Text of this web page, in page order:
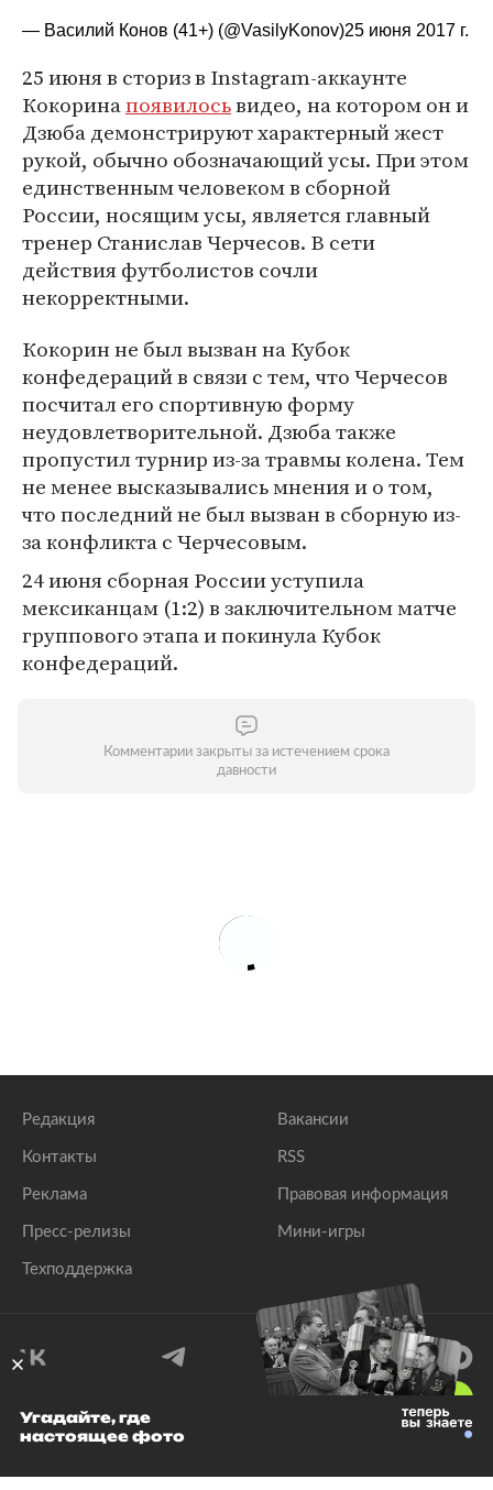
— Василий Конов (41+) (@VasilyKonov)25 июня 2017 г.
25 июня в сториз в Instagram-аккаунте
Кокоринапоявилосьвидео, на котором он и
Дзюба демонстрируют характерный жест
рукой, обычно обозначающий усы. При этом
единственным человеком в сборной
России, носящим усы, является главный
тренер Станислав Черчесов. В сети
действия футболистов сочли
некорректными.
Кокорин не был вызван на Кубок
конфедераций в связи с тем, что Черчесов
посчитал его спортивную форму
неудовлетворительной. Дзюба также
пропустил турнир из-за травмы колена. Тем
не менее высказывались мнения и о том,
что последний не был вызван в сборную из-
за конфликта с Черчесовым.
24 июня сборная России уступила
мексиканцам (1:2) в заключительном матче
группового этапа и покинула Кубок
конфедераций.
Комментарии закрыты за истечением срока
давности
Редакция
Контакты
Реклама
Пресс-релизы
Техподдержка
Вакансии
RSS
Правовая информация
Мини-игры
© 1999–2026 Все права защищены.
Угадайте, где
настоящее фото